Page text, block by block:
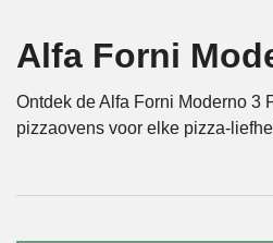
Alfa Forni
Ontdek de Alfa Forni Moderno 3
pizzaovens voor elke pizza-